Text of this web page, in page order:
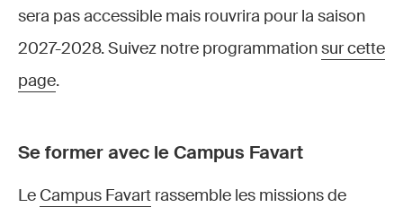
sera pas accessible mais rouvrira pour la saison
2027-2028. Suivez notre programmationsur cette
page.
Se former avec le Campus Favart
Le Campus Favart rassemble les missions de